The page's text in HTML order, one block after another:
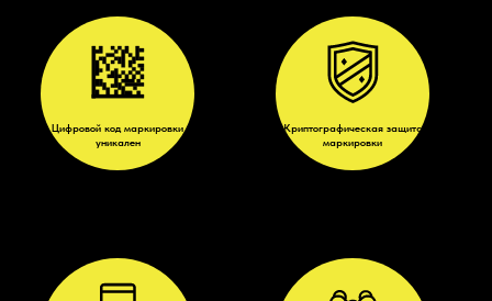
Цифровой код маркировки
уникален
Криптографическая защита
маркировки